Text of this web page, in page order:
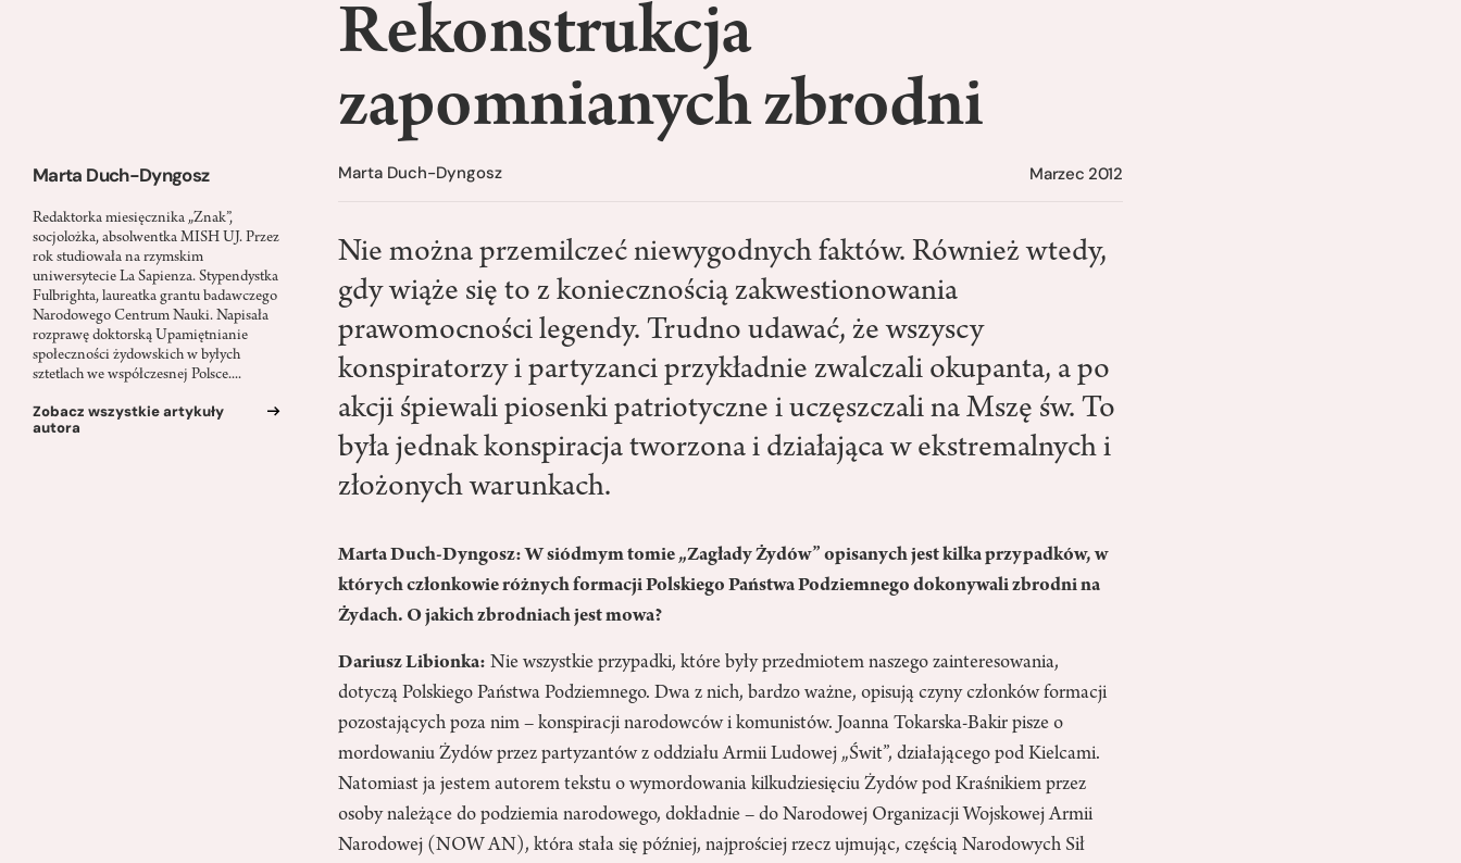
Marta Duch-Dyngosz
Redaktorka miesięcznika „Znak”,
socjolożka, absolwentka MISH UJ. Przez
rok studiowała na rzymskim
uniwersytecie La Sapienza. Stypendystka
Fulbrighta, laureatka grantu badawczego
Narodowego Centrum Nauki. Napisała
rozprawę doktorską Upamiętnianie
społeczności żydowskich w byłych
sztetlach we współczesnej Polsce....
Zobacz wszystkie artykuły
autora
Rekonstrukcja
zapomnianych zbrodni
Marta Duch-Dyngosz Marzec 2012
Nie można przemilczeć niewygodnych faktów. Również wtedy,
gdy wiąże się to z koniecznością zakwestionowania
prawomocności legendy. Trudno udawać, że wszyscy
konspiratorzy i partyzanci przykładnie zwalczali okupanta, a po
akcji śpiewali piosenki patriotyczne i uczęszczali na Mszę św. To
była jednak konspiracja tworzona i działająca w ekstremalnych i
złożonych warunkach.
Marta Duch-Dyngosz: W siódmym tomie „Zagłady Żydów” opisanych jest kilka przypadków, w
których członkowie różnych formacji Polskiego Państwa Podziemnego dokonywali zbrodni na
Żydach. O jakich zbrodniach jest mowa?
Dariusz Libionka: Nie wszystkie przypadki, które były przedmiotem naszego zainteresowania,
dotyczą Polskiego Państwa Podziemnego. Dwa z nich, bardzo ważne, opisują czyny członków formacji
pozostających poza nim – konspiracji narodowców i komunistów. Joanna Tokarska-Bakir pisze o
mordowaniu Żydów przez partyzantów z oddziału Armii Ludowej „Świt”, działającego pod Kielcami.
Natomiast ja jestem autorem tekstu o wymordowania kilkudziesięciu Żydów pod Kraśnikiem przez
osoby należące do podziemia narodowego, dokładnie – do Narodowej Organizacji Wojskowej Armii
Narodowej (NOW AN), która stała się później, najprościej rzecz ujmując, częścią Narodowych Sił